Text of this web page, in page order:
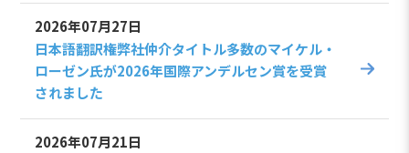
2026年07月27日
日本語翻訳権弊社仲介タイトル多数のマイケル・
ローゼン氏が2026年国際アンデルセン賞を受賞
されました
2026年07月21日